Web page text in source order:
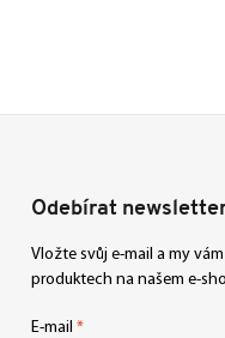
Odebírat
Vložte svůj e-mail a my
produktech na našem e-
E-mail